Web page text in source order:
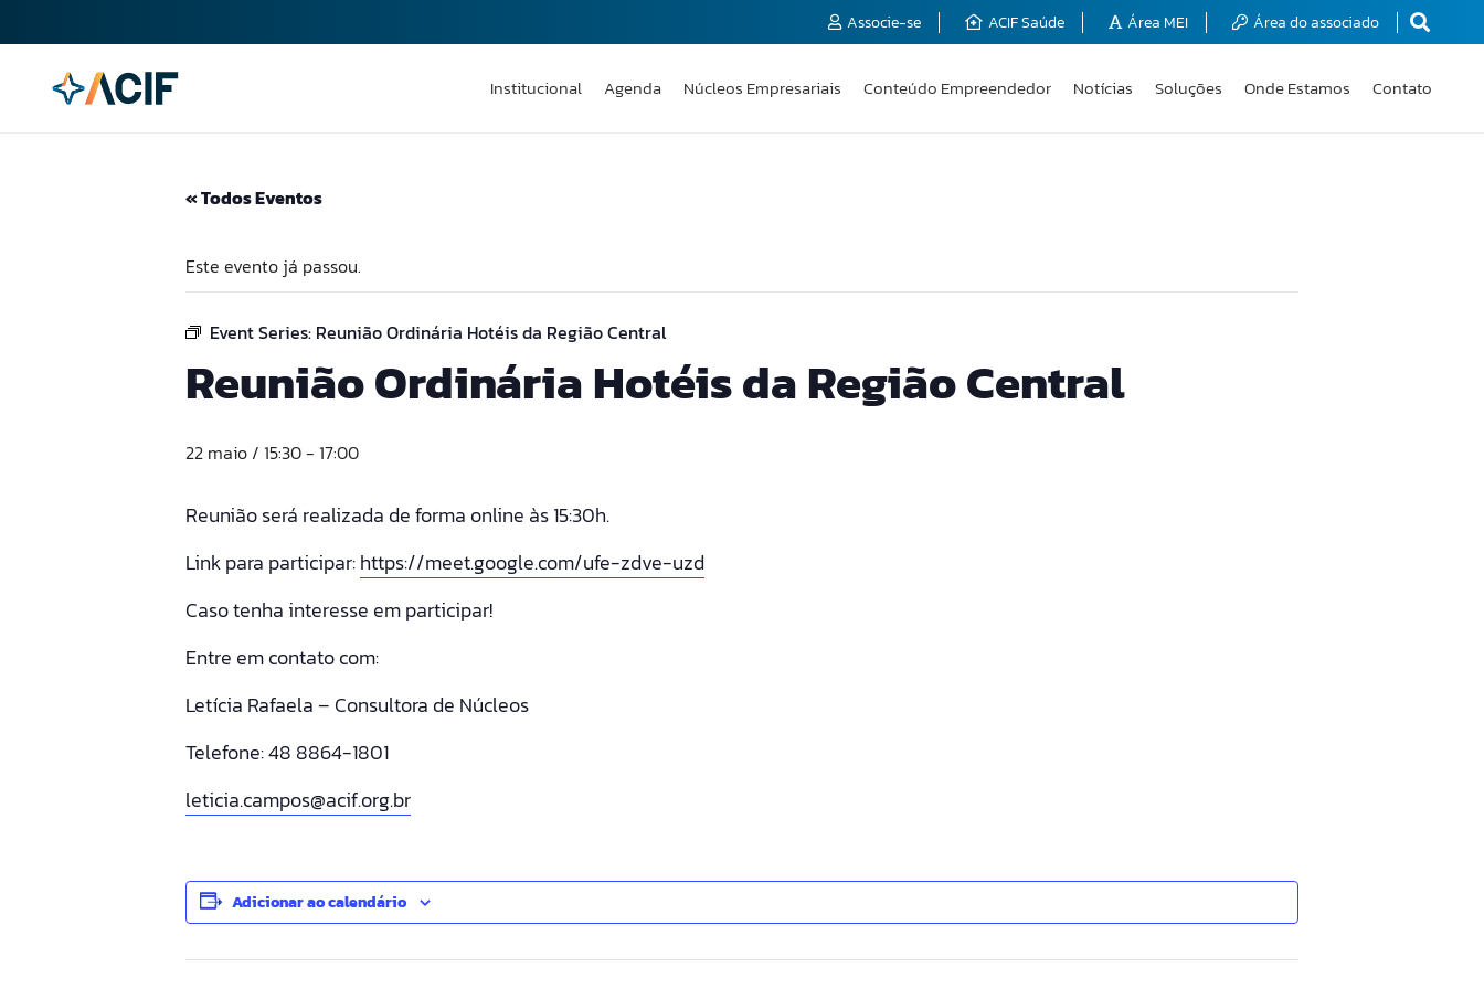
Associe-se ACIF Saúde Área MEI Área do associado
Institucional Agenda Núcleos Empresariais Conteúdo Empreendedor Notícias Soluções Onde Estamos Contato
« Todos Eventos
Este evento já passou.
Event Series: Reunião Ordinária Hotéis da Região Central
Reunião Ordinária Hotéis da Região Central
22 maio / 15:30- 17:00
Reunião será realizada de forma online às 15:30h.
Link para participar:https://meet.google.com/ufe-zdve-uzd
Caso tenha interesse em participar!
Entre em contato com:
Letícia Rafaela – Consultora de Núcleos
Telefone: 48 8864-1801
leticia.campos@acif.org.br
Adicionar ao calendário